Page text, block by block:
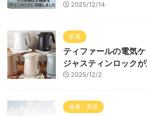
2025/12/14
家電
ティファールの電気ケ
ジャスティンロック
2025/12/2
健康・美容